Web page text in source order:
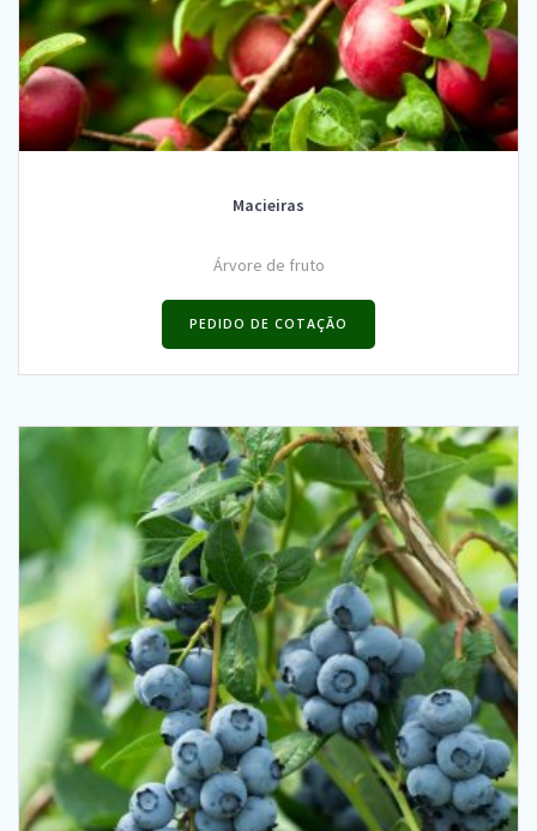
Macieiras
Árvore de fruto
PEDIDO DE COTAÇÃO